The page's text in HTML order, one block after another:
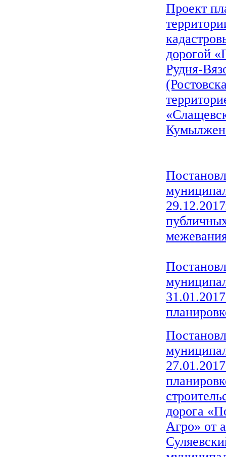
Проект
дорогой
Рудня-
дорога
Агро» от